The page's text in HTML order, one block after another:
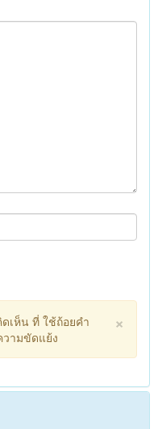
×
เห็น ที่ ใช้ถ้อยคำ
วามขัดแย้ง